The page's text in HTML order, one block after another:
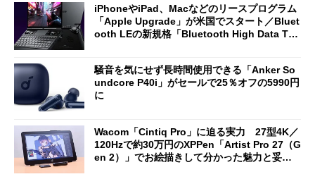
iPhoneやiPad、Macなどのリースプログラム
「Apple Upgrade」が米国でスタート／Bluet
ooth LEの新規格「Bluetooth High Data Thr
騒音を気にせず長時間使用できる「Anker So
undcore P40i」がセールで25％オフの5990円
に
Wacom「Cintiq Pro」に迫る実力 27型4K／
120Hzで約30万円のXPPen「Artist Pro 27（G
en 2）」でお絵描きして分かった魅力と妥協